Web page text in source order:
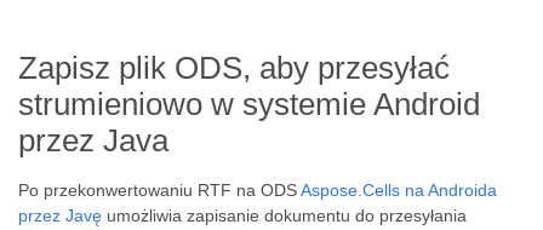
Zapisz plik ODS, aby przesyłać
strumieniowo w systemie Android
przez Java
Po przekonwertowaniu RTF na ODSAspose.Cells na Androida
przez Javę umożliwia zapisanie dokumentu do przesyłania